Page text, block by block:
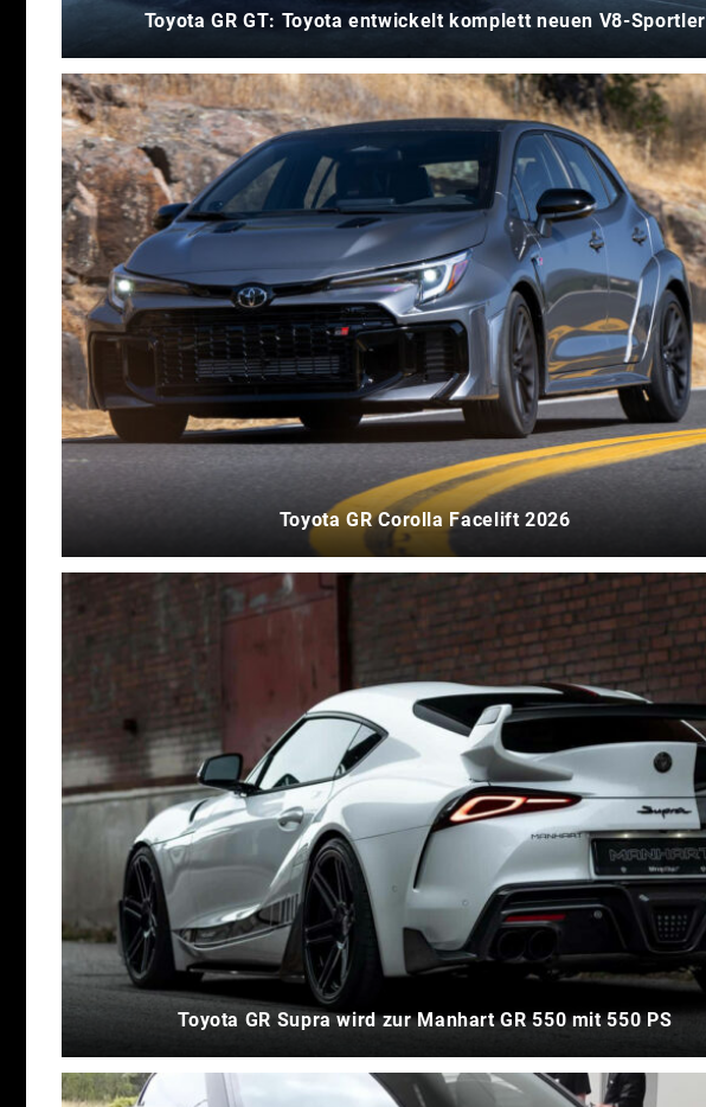
Toyota GR GT: Toyota entwickelt komplett neuen V8-Sportler
Toyota GR Corolla Facelift 2026
Toyota GR Supra wird zur Manhart GR 550 mit 550 PS